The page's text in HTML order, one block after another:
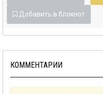
Добавить в блокнот
КОММЕНТАРИИ